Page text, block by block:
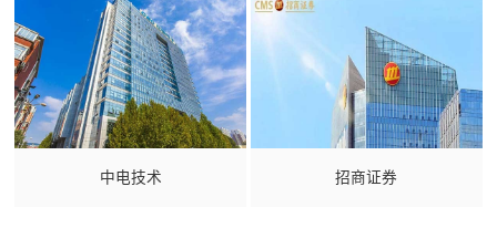
中电技术 招商证券